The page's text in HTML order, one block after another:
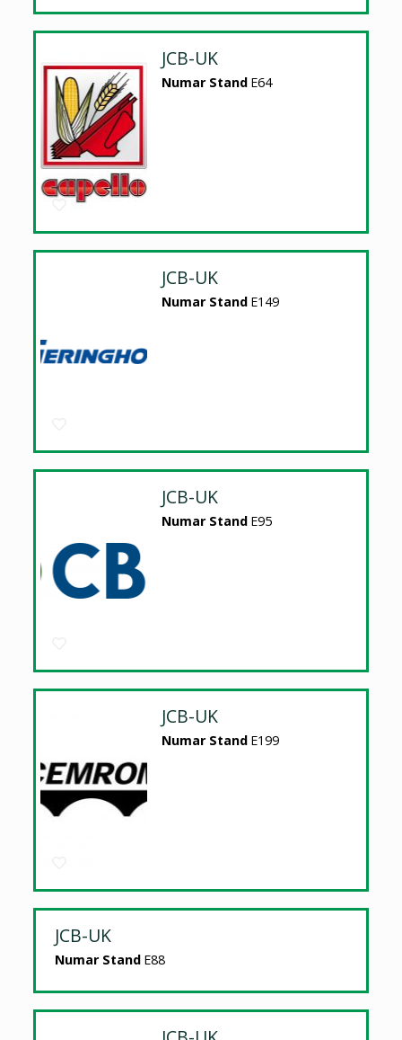
JCB-UK
Numar Stand E64
JCB-UK
Numar Stand E149
JCB-UK
Numar Stand E95
JCB-UK
Numar Stand E199
JCB-UK
Numar Stand E88